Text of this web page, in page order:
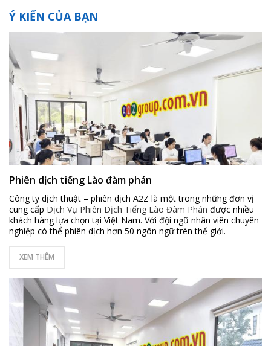
Ý KIẾN CỦA BẠN
Phiên dịch tiếng Lào đàm phán
Công ty dịch thuật – phiên dịch A2Z là một trong những đơn vị
cung cấp Dịch Vụ Phiên Dịch Tiếng Lào Đàm Phán được nhiều
khách hàng lựa chọn tại Việt Nam. Với đội ngũ nhân viên chuyên
nghiệp có thể phiên dịch hơn 50 ngôn ngữ trên thế giới.
XEM THÊM